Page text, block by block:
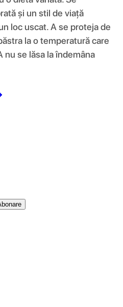
și un stil de viață
loc uscat. A se proteja de
la o temperatură care
nu se lăsa la îndemâna